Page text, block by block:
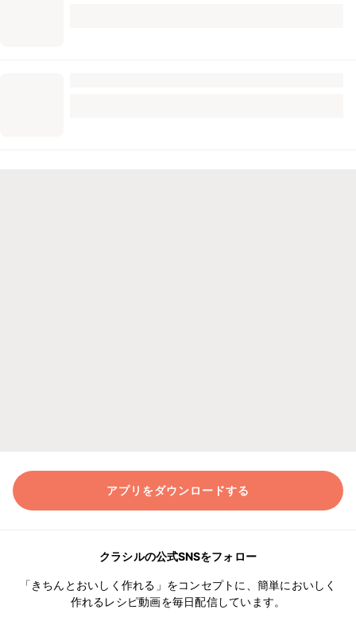
アプリをダウンロードする
クラシルの公式SNSをフォロー
「きちんとおいしく作れる」をコンセプトに、簡単においしく
作れるレシピ動画を毎日配信しています。